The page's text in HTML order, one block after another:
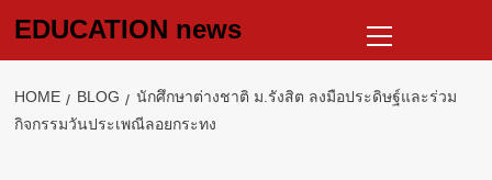
EDUCATION news
Menu
HOME BLOG
นักศึกษาต่างชาติ ม.รังสิต ลงมือประดิษฐ์และร่วม
กิจกรรมวันประเพณีลอยกระทง